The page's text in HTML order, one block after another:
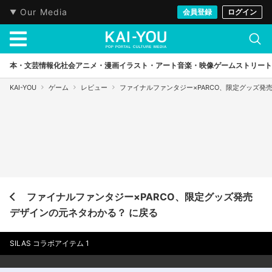
Our Media 会員登録 ログイン
本・文芸情報化社会アニメ・漫画イラスト・アート音楽・映像ゲームストリート
KAI-YOU ゲーム レビュー ファイナルファンタジー×PARCO、限定グッズ
ファイナルファンタジー×PARCO、限定グッズ発売
デザインの元ネタわかる？ に戻る
SILAS コラボアイテム 1